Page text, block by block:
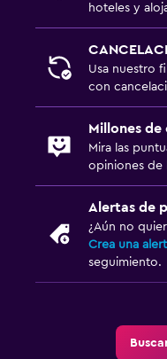
hoteles y
Usa nuestro
con
Millones de
Mira las
opiniones de
Alertas de
¿Aún no
Crea una
seguimiento.